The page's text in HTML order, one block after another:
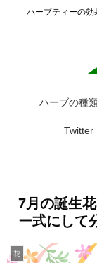
ハーブティーの効
ハーブの種
Twitter
7月の誕生
ー式にして
花